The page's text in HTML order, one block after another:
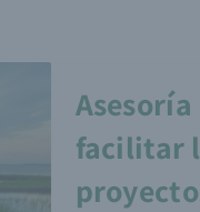
facilitar